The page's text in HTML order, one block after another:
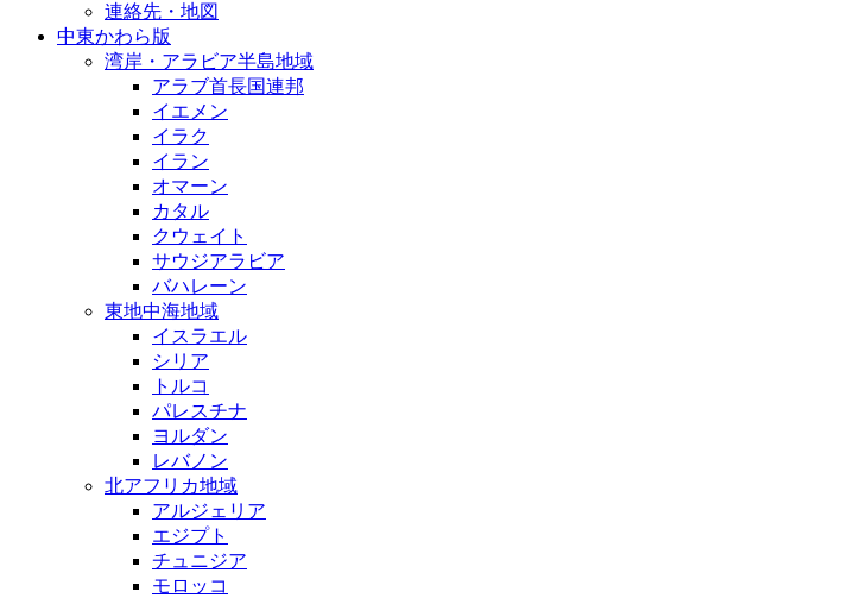
連絡先・地図
中東かわら版
湾岸・アラビア半島地域
アラブ首長国連邦
イエメン
イラク
イラン
オマーン
カタル
クウェイト
サウジアラビア
バハレーン
東地中海地域
イスラエル
シリア
トルコ
パレスチナ
ヨルダン
レバノン
北アフリカ地域
アルジェリア
エジプト
チュニジア
モロッコ